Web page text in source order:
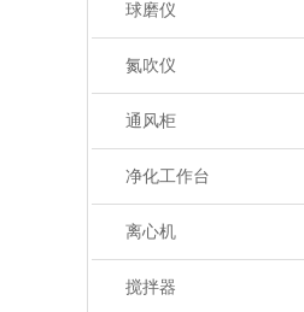
球磨仪
氮吹仪
通风柜
净化工作台
离心机
搅拌器